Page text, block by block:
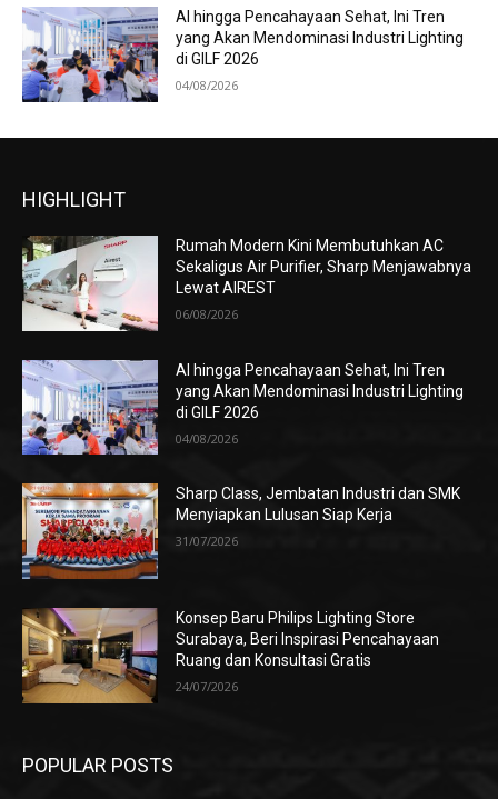
AI hingga Pencahayaan Sehat, Ini Tren
yang Akan Mendominasi Industri Lighting
di GILF 2026
04/08/2026
HIGHLIGHT
Rumah Modern Kini Membutuhkan AC
Sekaligus Air Purifier, Sharp Menjawabnya
Lewat AIREST
06/08/2026
AI hingga Pencahayaan Sehat, Ini Tren
yang Akan Mendominasi Industri Lighting
di GILF 2026
04/08/2026
Sharp Class, Jembatan Industri dan SMK
Menyiapkan Lulusan Siap Kerja
31/07/2026
Konsep Baru Philips Lighting Store
Surabaya, Beri Inspirasi Pencahayaan
Ruang dan Konsultasi Gratis
24/07/2026
POPULAR POSTS